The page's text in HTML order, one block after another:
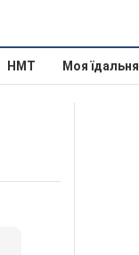
НМТ Моя їдальня